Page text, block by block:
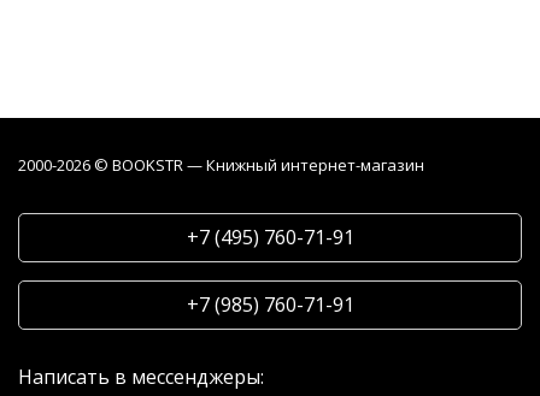
2000-2026 © BOOKSTR — Книжный интернет-магазин
+7 (495) 760-71-91
+7 (985) 760-71-91
Написать в мессенджеры: